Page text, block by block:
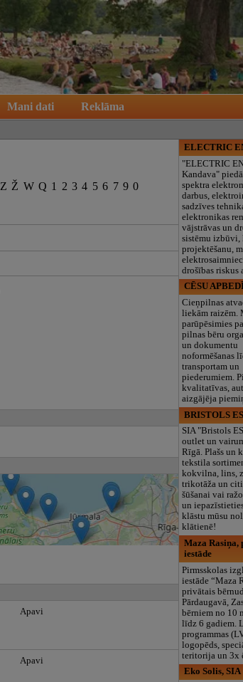
Mani dati Reklāma
Z Ž W Q 1 2 3 4 5 6 7 9 0
Apavi
Apavi
ELECTRIC
"ELECTRIC
Kandava"
spektra
darbus,
sadzīves
elektronikas
vājstrāvas un
sistēmu izbūvi,
projektēšanu,
drošības riskus
CĒSU
Cieņpilnas
liekām raizēm.
parūpēsimies
pilnas bēru
un dokumentu
noformēšanas
transportam un
piederumiem.
kvalitatīvas,
aizgājēja
BRISTOLS
SIA "Bristols
outlet un
Rīgā. Plašs un
tekstila
kokvilna, lins,
trikotāža un
šūšanai vai
un
klāstu mūsu
klātienē!
Maza
iestāde
Pirmsskolas
iestāde “Maza
privātais
Pārdaugavā,
bērniem no 10
līdz 6 gadiem.
programmas
logopēds,
teritorija un 3x
Eko Solis, SIA